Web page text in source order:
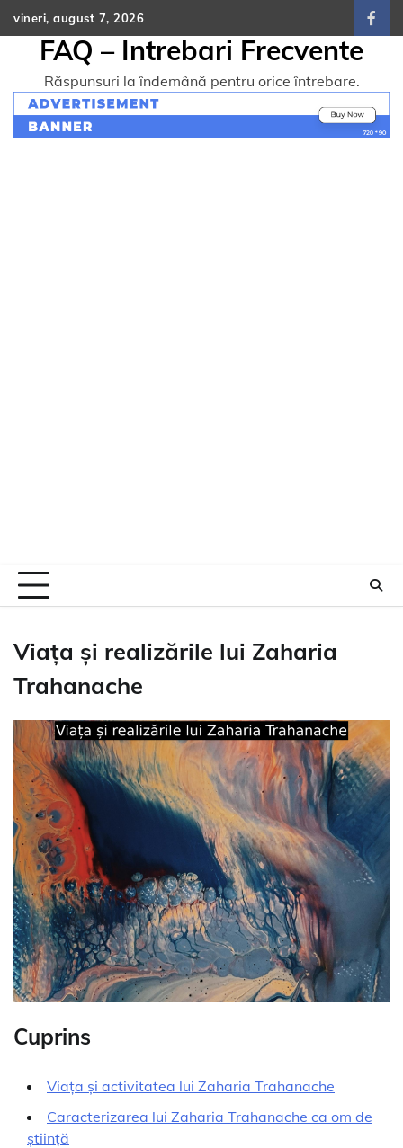
Skip
to
content
vineri, august 7, 2026
FAQ – Intrebari Frecvente
Răspunsuri la îndemână pentru orice întrebare.
Viața și realizările lui Zaharia
Trahanache
Cuprins
Viața și activitatea lui Zaharia Trahanache
Caracterizarea lui Zaharia Trahanache ca om de
știință